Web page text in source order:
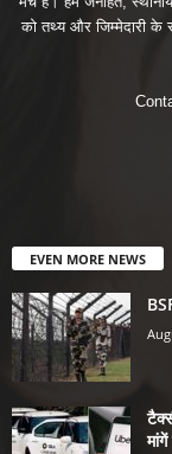
को तथ्य और जिम्मेदारी के
EVEN MORE NEWS